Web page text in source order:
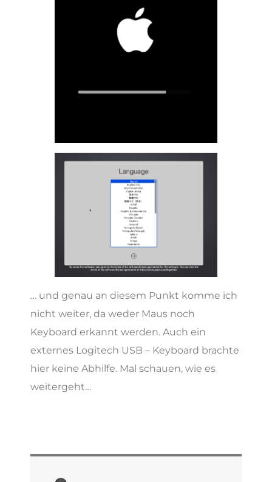
… und genau an diesem Punkt komme ich
nicht weiter, da weder Maus noch
Keyboard erkannt werden. Auch ein
externes Logitech USB – Keyboard brachte
hier keine Abhilfe. Mal schauen, wie es
weitergeht…